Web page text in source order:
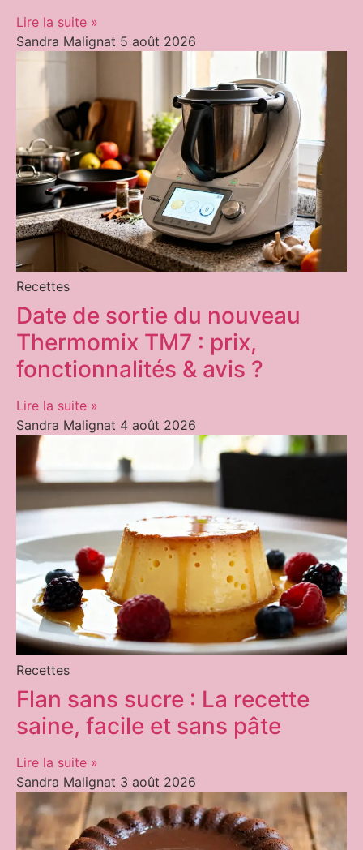
Lire la suite »
Sandra Malignat 5 août 2026
Recettes
Date de sortie du nouveau
Thermomix TM7 : prix,
fonctionnalités & avis ?
Lire la suite »
Sandra Malignat 4 août 2026
Recettes
Flan sans sucre : La recette
saine, facile et sans pâte
Lire la suite »
Sandra Malignat 3 août 2026